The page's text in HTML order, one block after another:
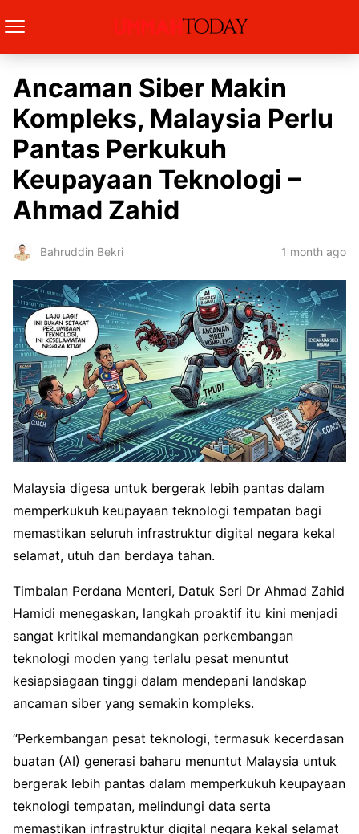
Ancaman Siber Makin
Kompleks, Malaysia Perlu
Pantas Perkukuh
Keupayaan Teknologi –
Ahmad Zahid
Bahruddin Bekri 1 month ago
Malaysia digesa untuk bergerak lebih pantas dalam
memperkukuh keupayaan teknologi tempatan bagi
memastikan seluruh infrastruktur digital negara kekal
selamat, utuh dan berdaya tahan.
Timbalan Perdana Menteri, Datuk Seri Dr Ahmad Zahid
Hamidi menegaskan, langkah proaktif itu kini menjadi
sangat kritikal memandangkan perkembangan
teknologi moden yang terlalu pesat menuntut
kesiapsiagaan tinggi dalam mendepani landskap
ancaman siber yang semakin kompleks.
“Perkembangan pesat teknologi, termasuk kecerdasan
buatan (AI) generasi baharu menuntut Malaysia untuk
bergerak lebih pantas dalam memperkukuh keupayaan
teknologi tempatan, melindungi data serta
memastikan infrastruktur digital negara kekal selamat